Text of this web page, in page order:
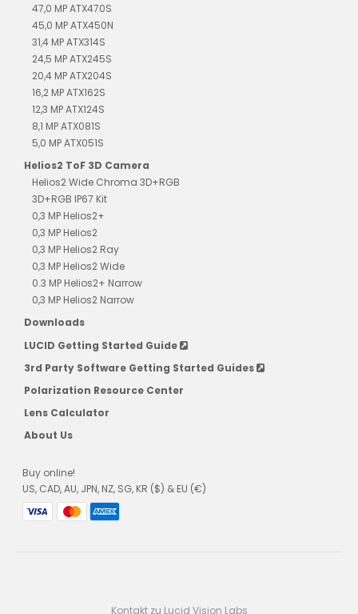
47,0 MP ATX470S
45,0 MP ATX450N
31,4 MP ATX314S
24,5 MP ATX245S
20,4 MP ATX204S
16,2 MP ATX162S
12,3 MP ATX124S
8,1 MP ATX081S
5,0 MP ATX051S
Helios2 ToF 3D Camera
Helios2 Wide Chroma 3D+RGB
3D+RGB IP67 Kit
0,3 MP Helios2+
0,3 MP Helios2
0,3 MP Helios2 Ray
0,3 MP Helios2 Wide
0.3 MP Helios2+ Narrow
0,3 MP Helios2 Narrow
Downloads
LUCID Getting Started Guide
3rd Party Software Getting Started Guides
Polarization Resource Center
Lens Calculator
About Us
Buy online!
US, CAD, AU, JPN, NZ, SG, KR ($) & EU (€)
Kontakt zu Lucid Vision Labs